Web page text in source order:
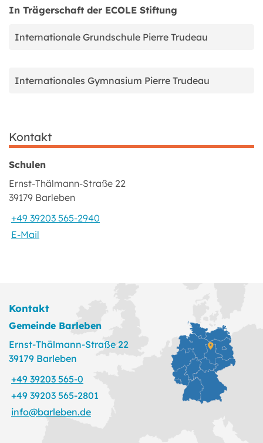
In Trägerschaft der ECOLE Stiftung
Internationale Grundschule Pierre Trudeau
Internationales Gymnasium Pierre Trudeau
Kontakt
Schulen
Ernst-Thälmann-Straße 22
39179 Barleben
+49 39203 565-2940
E-Mail
Kontakt
Gemeinde Barleben
Ernst-Thälmann-Straße 22
39179 Barleben
+49 39203 565-0
+49 39203 565-2801
info@barleben.de